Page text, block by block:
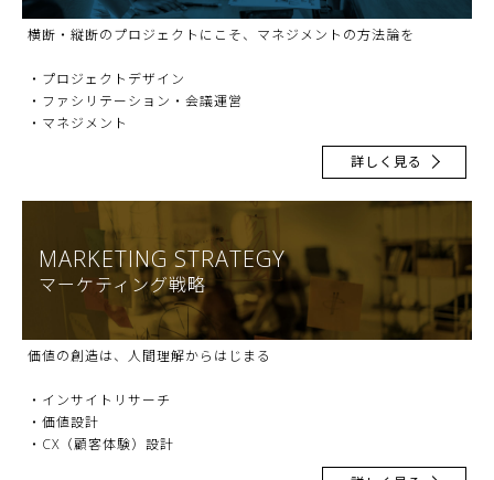
横断・縦断のプロジェクトにこそ、マネジメントの方法論を
・プロジェクトデザイン
・ファシリテーション・会議運営
・マネジメント
詳しく見る
MARKETING STRATEGY
マーケティング戦略
価値の創造は、人間理解からはじまる
・インサイトリサーチ
・価値設計
・CX（顧客体験）設計